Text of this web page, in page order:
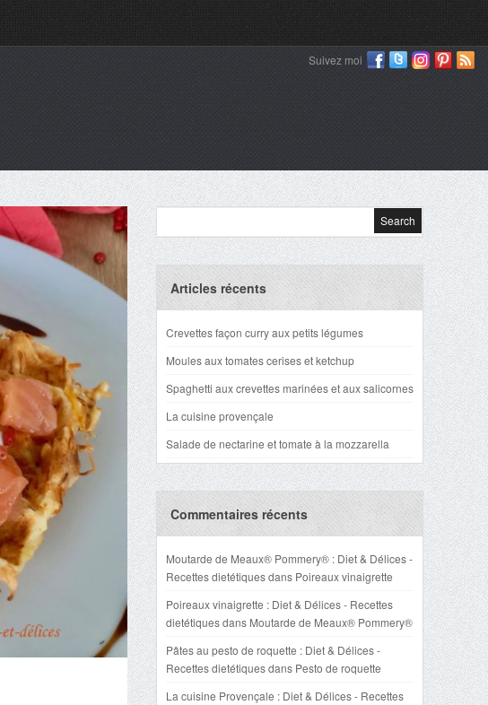
Suivez moi
Articles récents
Crevettes façon curry aux petits légumes
Moules aux tomates cerises et ketchup
Spaghetti aux crevettes marinées et aux salicornes
La cuisine provençale
Salade de nectarine et tomate à la mozzarella
Commentaires récents
Moutarde de Meaux® Pommery® : Diet & Délices -
Recettes dietétiquesdans Poireaux vinaigrette
Poireaux vinaigrette : Diet & Délices - Recettes
dietétiquesdans Moutarde de Meaux® Pommery®
Pâtes au pesto de roquette : Diet & Délices -
Recettes dietétiquesdans Pesto de roquette
La cuisine Provençale : Diet & Délices - Recettes